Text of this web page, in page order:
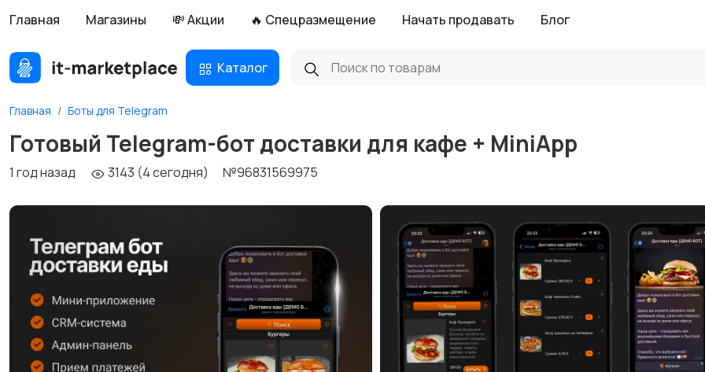
Главная Магазины 💸 Акции 🔥 Спецразмещение Начать продавать Блог
Каталог
Главная Боты для Telegram
Готовый Telegram-бот доставки для кафе + MiniApp
1 год назад 3143 (4 сегодня) №96831569975